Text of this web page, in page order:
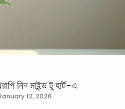
নিন মাইন্ড টু হার্ট-এ
12, 2026